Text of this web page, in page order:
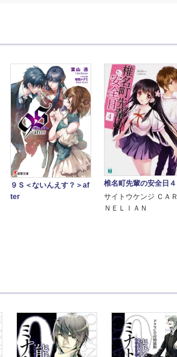
９Ｓ＜ないんえす？＞af
ter
椎名町先輩の安全日４
サイトウケンジ ＣＡＲ
ＮＥＬＩＡＮ